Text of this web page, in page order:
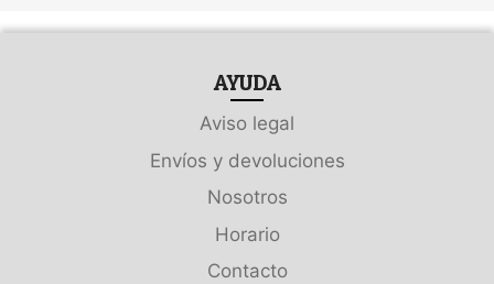
AYUDA
Aviso legal
Envíos y devoluciones
Nosotros
Horario
Contacto